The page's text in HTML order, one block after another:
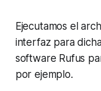
Ejecutamos el
interfaz para
software Rufus
por ejemplo.